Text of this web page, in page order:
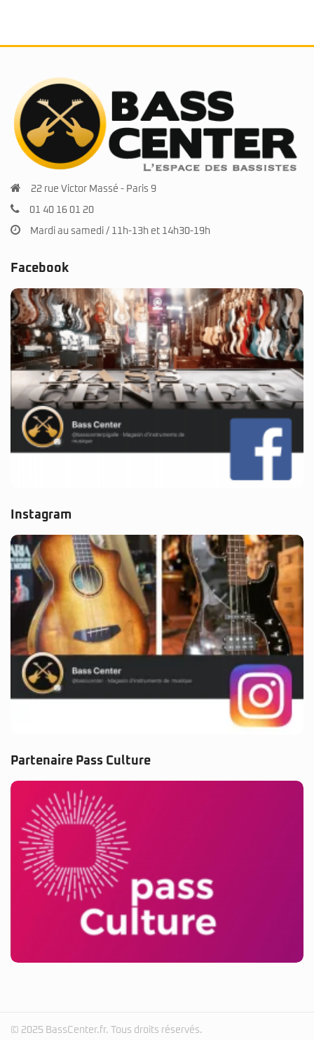
22 rue Victor Massé - Paris 9
01 40 16 01 20
Mardi au samedi / 11h-13h et 14h30-19h
Facebook
Instagram
Partenaire Pass Culture
© 2025 BassCenter.fr. Tous droits réservés.